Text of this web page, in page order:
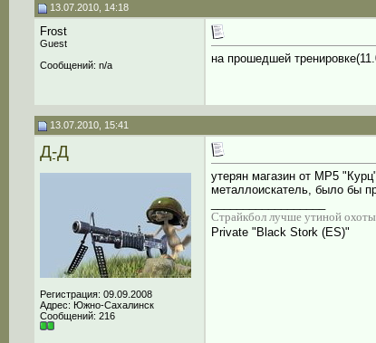
13.07.2010, 14:18
Frost
Guest
Сообщений: n/a
на прошедшей
13.07.2010, 15:41
Д-Д
Регистрация: 09.09.2008
Адрес: Южно-Сахалинск
Сообщений: 216
утерян магазин от МР5
металлоискатель, было бы
Страйкбол лучше утиной
Private "Black Stork (ES)"